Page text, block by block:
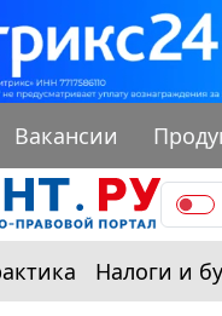
Вакансии
Налоги и